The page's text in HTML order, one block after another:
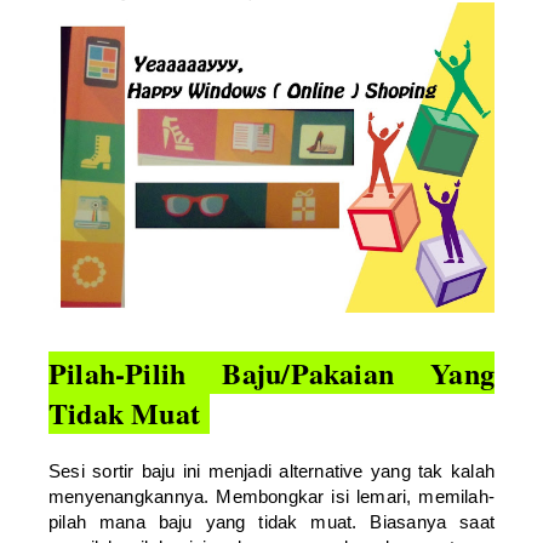
Pilah-Pilih Baju/Pakaian Yang
Tidak Muat
Sesi sortir baju ini menjadi alternative yang tak kalah
menyenangkannya. Membongkar isi lemari, memilah-
pilah mana baju yang tidak muat. Biasanya saat